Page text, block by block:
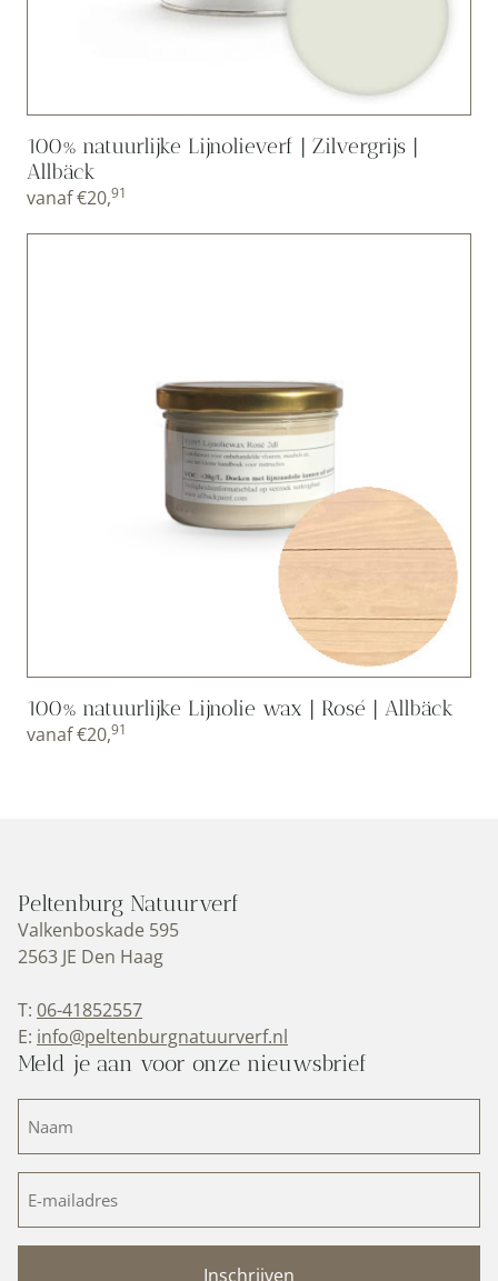
100% natuurlijke Lijnolieverf | Zilvergrijs |
Allbäck
vanaf€20,91
100% natuurlijke Lijnolie wax | Rosé | Allbäck
vanaf€20,91
Peltenburg Natuurverf
Valkenboskade 595
2563 JE Den Haag
T: 06-41852557
E: info@peltenburgnatuurverf.nl
Meld je aan voor onze nieuwsbrief
(Vereist)
mailadres